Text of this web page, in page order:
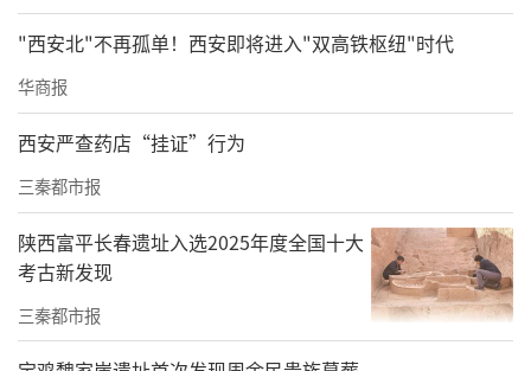
"西安北"不再孤单！西安即将进入"双高铁枢纽"时代
华商报
西安严查药店“挂证”行为
三秦都市报
陕西富平长春遗址入选2025年度全国十大
考古新发现
三秦都市报